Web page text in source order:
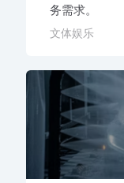
务需求。
文体娱乐